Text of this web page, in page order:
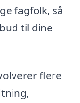
fagfolk, så
til dine
flere